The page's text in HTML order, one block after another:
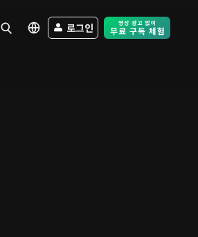
로그인 Free Trial -